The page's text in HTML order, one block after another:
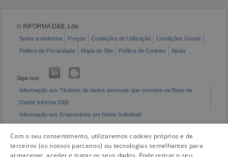
© INFORMA D&B, Lda
Sobre a eInforma Preços Condições de Utilização
Condições Gerais
Política de Privacidade
Mapa do Site Política de Cookies Ajuda
Siga-nos:
Informação aos Titulares de dados pessoais que constam na Base de
Dados Informa D&B
Informação aos Empresários em Nome Individual
Com o seu consentimento, utilizaremos cookies próprios e de
terceiros (os nossos parceiros) ou tecnologias semelhantes para
armazenar, aceder e tratar os seus dados. Pode retirar o seu